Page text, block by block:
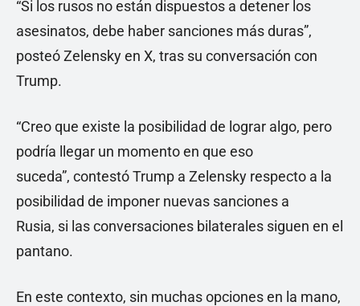
“Si los rusos no están dispuestos a detener los
asesinatos, debe haber sanciones más duras”,
posteó Zelensky en X, tras su conversación con
Trump.
“Creo que existe la posibilidad de lograr algo, pero
podría llegar un momento en que eso
suceda”, contestó Trump a Zelensky respecto a la
posibilidad de imponer nuevas sanciones a
Rusia, si las conversaciones bilaterales siguen en el
pantano.
En este contexto, sin muchas opciones en la mano,